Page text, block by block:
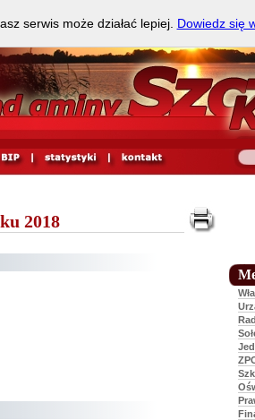
2018
serwis może działać lepiej. Dowiedz się